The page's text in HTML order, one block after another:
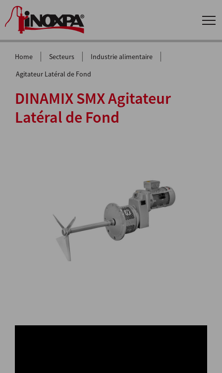
Home | Secteurs | Industrie alimentaire |
Agitateur Latéral de Fond
DINAMIX SMX Agitateur
Latéral de Fond